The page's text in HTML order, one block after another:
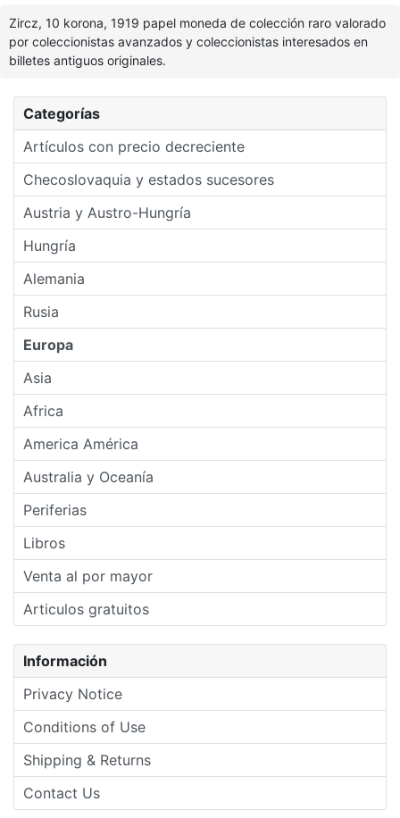
Categorías
Artículos con precio decreciente
Checoslovaquia y estados sucesores
Austria y Austro-Hungría
Hungría
Alemania
Rusia
Europa
Asia
Africa
America América
Australia y Oceanía
Periferias
Libros
Venta al por mayor
Articulos gratuitos
Información
Privacy Notice
Conditions of Use
Shipping & Returns
Contact Us
Zircz, 10 korona, 1919 papel moneda de colección raro valorado
por coleccionistas avanzados y coleccionistas interesados en
billetes antiguos originales.